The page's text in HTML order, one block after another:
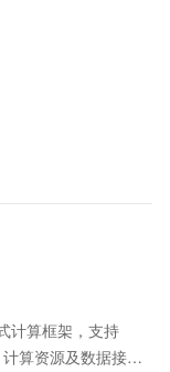
计算框架，支持
算资源及数据接